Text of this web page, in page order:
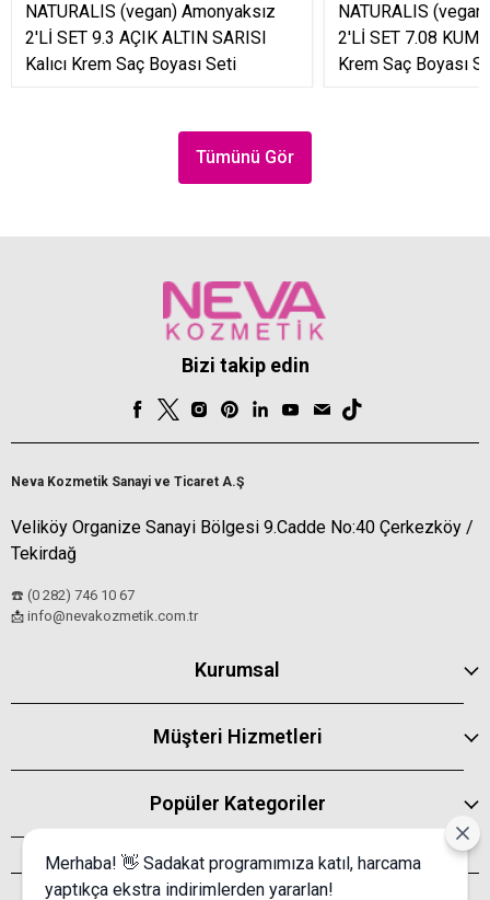
NATURALIS (vegan) Amonyaksız
2'Lİ SET 9.3 AÇIK ALTIN SARISI
Kalıcı Krem Saç Boyası Seti
NATURALIS
2'Lİ SET 7.08 KUM
Krem Saç Boyası
Tümünü Gör
Bizi takip edin
Neva Kozmetik Sanayi ve Ticaret A.Ş
Veliköy Organize Sanayi Bölgesi 9.Cadde No:40 Çerkezköy /
Tekirdağ
☎️ (0 282) 746 10 67
📩 info@nevakozmetik.com.tr
Kurumsal
Müşteri Hizmetleri
Popüler Kategoriler
Merhaba! 👋 Sadakat programımıza katıl, harcama
yaptıkça ekstra indirimlerden yararlan!